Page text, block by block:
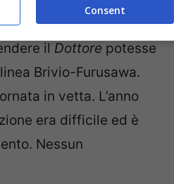
il Dottore potesse
Brivio-Furusawa.
in vetta. L’anno
era difficile ed è
Nessun
Consent